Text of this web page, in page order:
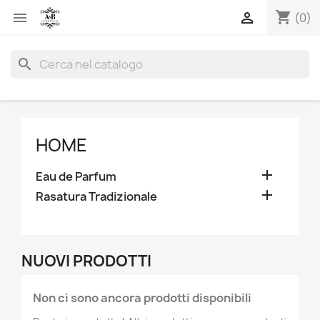
 shopping_cart (0)

search
HOME
Eau de Parfum 
Rasatura Tradizionale 
NUOVI PRODOTTI
Non ci sono ancora prodotti disponibili